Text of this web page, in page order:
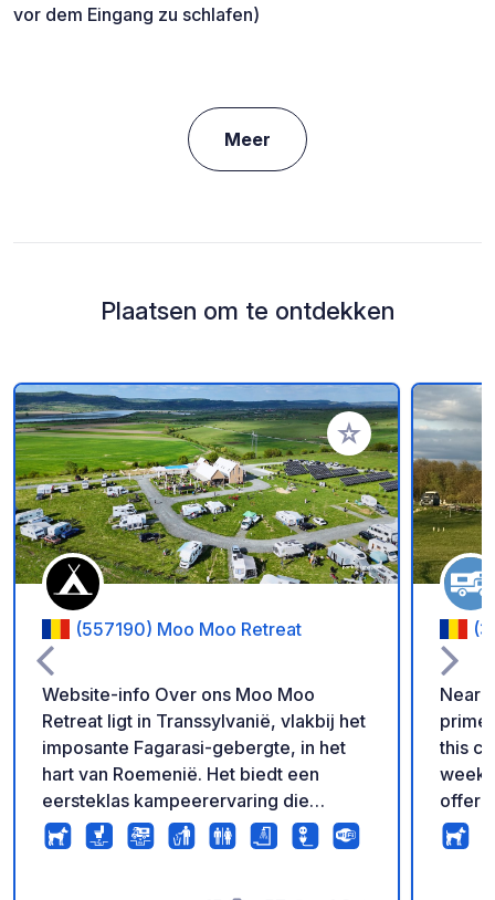
vor dem Eingang zu schlafen)
Meer
Plaatsen om te ontdekken
Voeg toe aan je
(557190) Moo Moo Retreat
Website-info Over ons Moo Moo
Retreat ligt in Transsylvanië, vlakbij het
imposante Fagarasi-gebergte, in het
hart van Roemenië. Het biedt een
eersteklas kampeerervaring die
adembenemende uitzichten
combineert met de rust van de natuur!
Near
this
offer
black